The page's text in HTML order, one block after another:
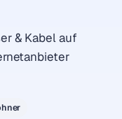
& Kabel auf